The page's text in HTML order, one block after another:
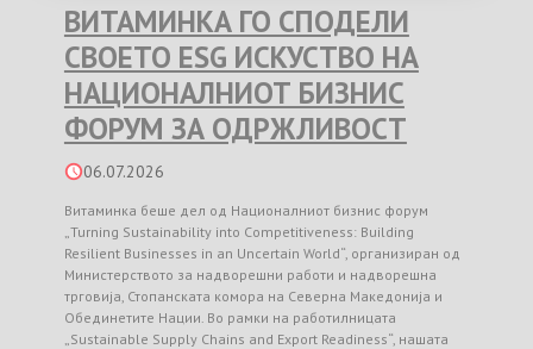
ВИТАМИНКА ГО СПОДЕЛИ
СВОЕТО ESG ИСКУСТВО НА
НАЦИОНАЛНИОТ БИЗНИС
ФОРУМ ЗА ОДРЖЛИВОСТ
06.07.2026
Витаминка беше дел од Националниот бизнис форум
„Turning Sustainability into Competitiveness: Building
Resilient Businesses in an Uncertain World“, организиран од
Министерството за надворешни работи и надворешна
трговија, Стопанската комора на Северна Македонија и
Обединетите Нации. Во рамки на работилницата
„Sustainable Supply Chains and Export Readiness“, нашата